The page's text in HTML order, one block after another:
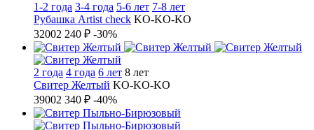
1-2 года 3-4 года 5-6 лет 7-8 лет
Рубашка Artist check KO-KO-KO
32002 240 ₽ -30%
2 года 4 года 6 лет 8 лет
Свитер Желтый KO-KO-KO
39002 340 ₽ -40%